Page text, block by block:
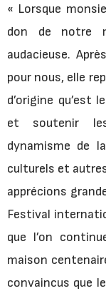
« Lorsque
don de notre
audacieuse.
pour nous, elle
d’origine qu’est
et soutenir
dynamisme de
culturels et
apprécions
Festival
que l’on
maison
convaincus que